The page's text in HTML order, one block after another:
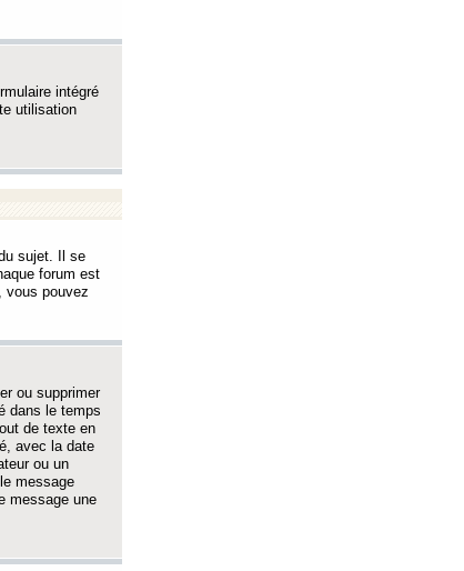
intégré
utilisation
sujet. Il se
forum est
vous pouvez
ou supprimer
dans le temps
de texte en
avec la date
ou un
message
message une